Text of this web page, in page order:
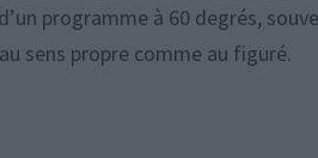
programme à 60 degrés,
sens propre comme au figuré.